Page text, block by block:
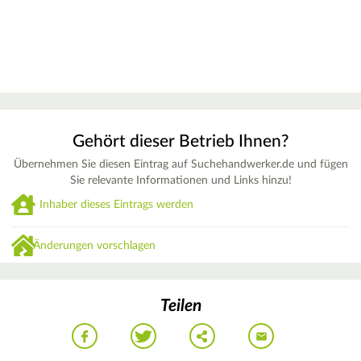
Gehört dieser Betrieb Ihnen?
Übernehmen Sie diesen Eintrag auf Suchehandwerker.de und fügen
Sie relevante Informationen und Links hinzu!
Inhaber dieses Eintrags werden
Änderungen vorschlagen
Teilen